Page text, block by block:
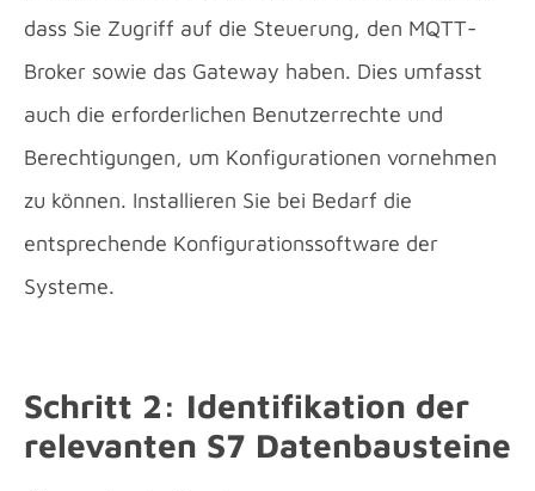
dass Sie Zugriff auf die Steuerung, den MQTT-
Broker sowie das Gateway haben. Dies umfasst
auch die erforderlichen Benutzerrechte und
Berechtigungen, um Konfigurationen vornehmen
zu können. Installieren Sie bei Bedarf die
entsprechende Konfigurationssoftware der
Systeme.
Schritt 2: Identifikation der
relevanten S7 Datenbausteine